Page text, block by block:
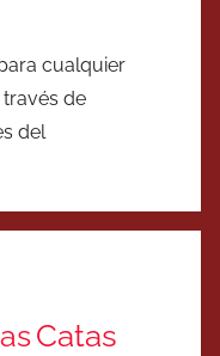
cualquier
de
del
Catas